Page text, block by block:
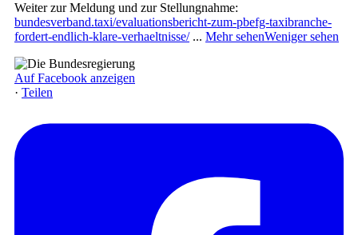
Weiter zur Meldung und zur Stellungnahme:
bundesverband.taxi/evaluationsbericht-zum-pbefg-taxibranche-
fordert-endlich-klare-verhaeltnisse/ ... Mehr sehenWeniger sehen
Auf Facebook anzeigen
· Teilen